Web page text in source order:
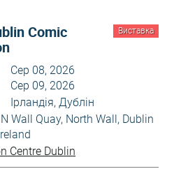
Виставка
Comic
Сер 08, 2026
Сер 09, 2026
Ірландія, Дублін
Wall Quay, North Wall, Dublin
Centre Dublin